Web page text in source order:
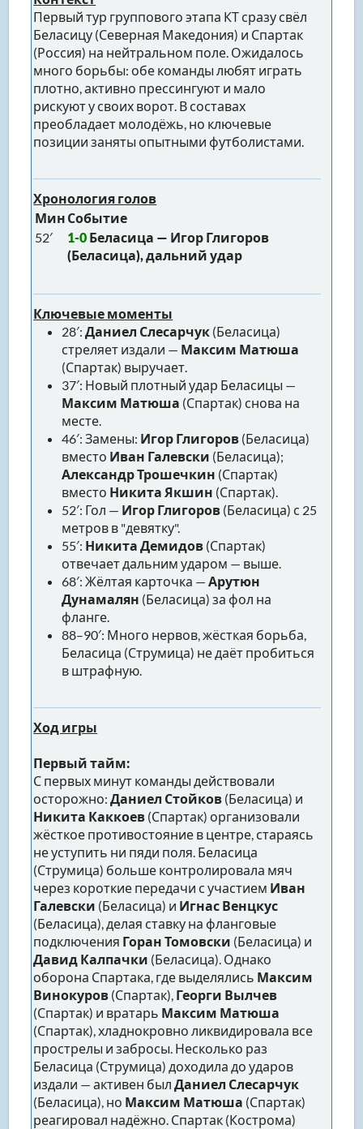
Первый тур группового этапа КТ сразу свёл
Беласицу (Северная Македония) и Спартак
(Россия) на нейтральном поле. Ожидалось
много борьбы: обе команды любят играть
плотно, активно прессингуют и мало
рискуют у своих ворот. В составах
преобладает молодёжь, но ключевые
позиции заняты опытными футболистами.
Хронология голов
Мин Событие
52′
1-0 Беласица — Игор Глигоров
(Беласица), дальний удар
Ключевые моменты
28′:Даниел Слесарчук (Беласица)
стреляет издали — Максим Матюша
(Спартак) выручает.
37′: Новый плотный удар Беласицы —
Максим Матюша (Спартак) снова на
месте.
46′: Замены: Игор Глигоров (Беласица)
вместо Иван Галевски (Беласица);
Александр Трошечкин (Спартак)
вместо Никита Якшин (Спартак).
52′: Гол — Игор Глигоров (Беласица) с 25
метров в "девятку".
55′: Никита Демидов (Спартак)
отвечает дальним ударом — выше.
68′: Жёлтая карточка —Арутюн
Дунамалян (Беласица) за фол на
фланге.
88–90′: Много нервов, жёсткая борьба,
Беласица (Струмица) не даёт пробиться
в штрафную.
Ход игры
Первый тайм:
С первых минут команды действовали
осторожно:Даниел Стойков (Беласица) и
Никита Каккоев (Спартак) организовали
жёсткое противостояние в центре, стараясь
не уступить ни пяди поля. Беласица
(Струмица) больше контролировала мяч
через короткие передачи с участием Иван
Галевски (Беласица) и Игнас Венцкус
(Беласица), делая ставку на фланговые
подключения Горан Томовски (Беласица) и
Давид Калпачки (Беласица). Однако
оборона Спартака, где выделялись Максим
Винокуров (Спартак), Георги Вылчев
(Спартак) и вратарь Максим Матюша
(Спартак), хладнокровно ликвидировала все
прострелы и забросы. Несколько раз
Беласица (Струмица) доходила до ударов
издали — активен былДаниел Слесарчук
(Беласица), но Максим Матюша (Спартак)
реагировал надёжно. Спартак (Кострома)